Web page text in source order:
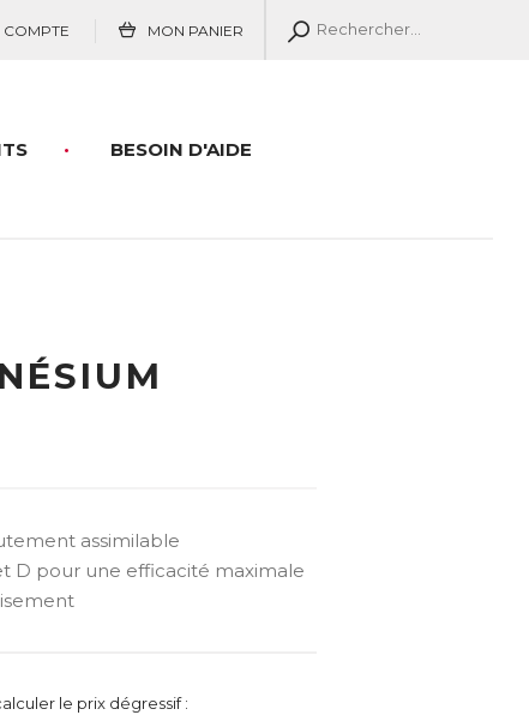
COMPTE MON PANIER
BESOIN D'AIDE
assimilable
D pour une efficacité maximale
le prix dégressif :